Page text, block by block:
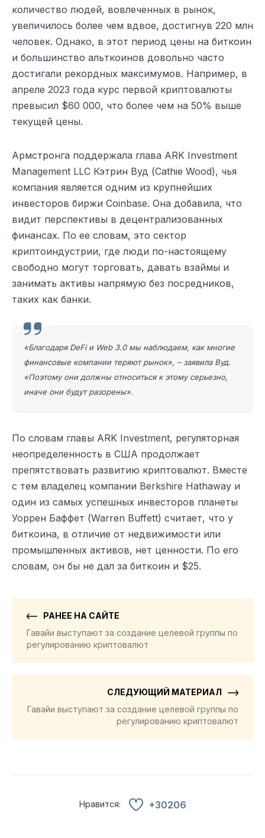
количество людей, вовлеченных в рынок,
увеличилось более чем вдвое, достигнув 220 млн
человек. Однако, в этот период цены на биткоин
и большинство альткоинов довольно часто
достигали рекордных максимумов. Например, в
апреле 2023 года курс первой криптовалюты
превысил $60 000, что более чем на 50% выше
текущей цены.
Армстронга поддержала глава ARK Investment
Management LLC Кэтрин Вуд (Cathie Wood), чья
компания является одним из крупнейших
инвесторов биржи Coinbase. Она добавила, что
видит перспективы в децентрализованных
финансах. По ее словам, это сектор
криптоиндустрии, где люди по-настоящему
свободно могут торговать, давать взаймы и
занимать активы напрямую без посредников,
таких как банки.
«Благодаря DeFi и Web 3.0 мы наблюдаем, как многие
финансовые компании теряют рынок», – заявила Вуд.
«Поэтому они должны относиться к этому серьезно,
иначе они будут разорены».
По словам главы ARK Investment, регуляторная
неопределенность в США продолжает
препятствовать развитию криптовалют. Вместе
с тем владелец компании Berkshire Hathaway и
один из самых успешных инвесторов планеты
Уоррен Баффет (Warren Buffett) считает, что у
биткоина, в отличие от недвижимости или
промышленных активов, нет ценности. По его
словам, он бы не дал за биткоин и $25.
РАНЕЕ НА САЙТЕ
Гавайи выступают за создание целевой группы по
регулированию криптовалют
СЛЕДУЮЩИЙ МАТЕРИАЛ
Гавайи выступают за создание целевой группы по
регулированию криптовалют
Нравится: +30206